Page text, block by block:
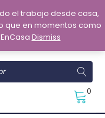
0
el trabajo desde casa,
que en momentos como
Dismiss